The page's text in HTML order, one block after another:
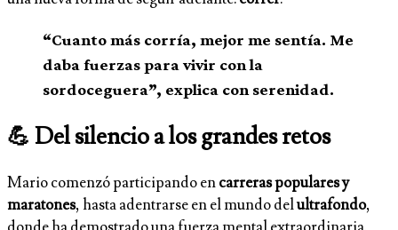
“Cuanto más corría, mejor me sentía. Me
daba fuerzas para vivir con la
sordoceguera”, explica con serenidad.
💪 Del silencio a los grandes retos
Mario comenzó participando encarreras populares y
maratones, hasta adentrarse en el mundo delultrafondo,